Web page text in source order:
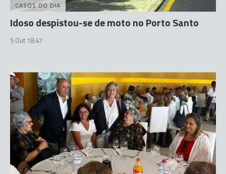
CASOS DO DIA
Idoso despistou-se de moto no Porto Santo
5 Out 18:47